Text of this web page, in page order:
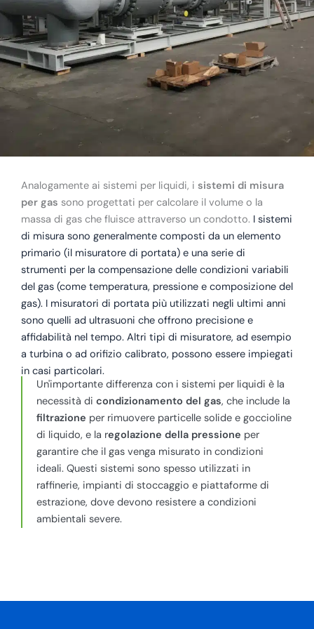
Analogamente ai sistemi per liquidi, i sistemi di misura
per gas sono progettati per calcolare il volume o la
massa di gas che fluisce attraverso un condotto. I sistemi
di misura sono generalmente composti da un elemento
primario (il misuratore di portata) e una serie di
strumenti per la compensazione delle condizioni variabili
del gas (come temperatura, pressione e composizione del
gas). I misuratori di portata più utilizzati negli ultimi anni
sono quelli ad ultrasuoni che offrono precisione e
affidabilità nel tempo. Altri tipi di misuratore, ad esempio
a turbina o ad orifizio calibrato, possono essere impiegati
in casi particolari.
Un'importante differenza con i sistemi per liquidi è la
necessità di condizionamento del gas, che include la
filtrazione per rimuovere particelle solide e goccioline
di liquido, e la regolazione della pressione per
garantire che il gas venga misurato in condizioni
ideali. Questi sistemi sono spesso utilizzati in
raffinerie, impianti di stoccaggio e piattaforme di
estrazione, dove devono resistere a condizioni
ambientali severe.